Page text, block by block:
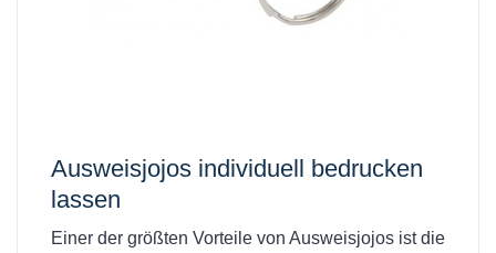
Ausweisjojos individuell bedrucken
lassen
Einer der größten Vorteile von Ausweisjojos ist die